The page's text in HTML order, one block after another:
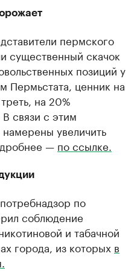
пермского
существенный скачок
позиций у
Пермьстата, ценник на
на 20%
связи с этим
увеличить
— по ссылке.
по
соблюдение
и табачной
города, из которых в